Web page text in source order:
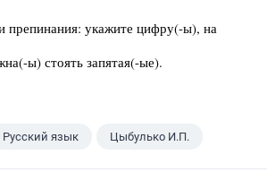
препинания: укажите цифру(-ы), на
ы) стоять запятая(-ые).
Русский язык Цыбулько И.П.